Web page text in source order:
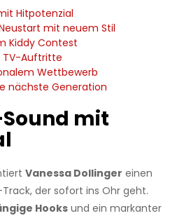
Hitpotenzial
mit neuem Stil
Kiddy Contest
TV-Auftritte
Wettbewerb
nächste Generation
mit
Vanessa Dollinger einen
der sofort ins Ohr geht.
Hooksund ein markanter